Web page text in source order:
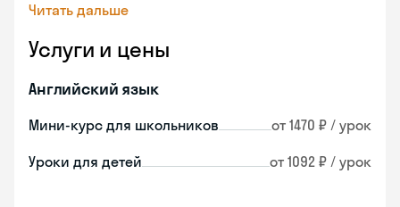
Читать дальше
Услуги и цены
Английский язык
Мини-курс для школьников от 1470 ₽ / урок
Уроки для детей от 1092 ₽ / урок